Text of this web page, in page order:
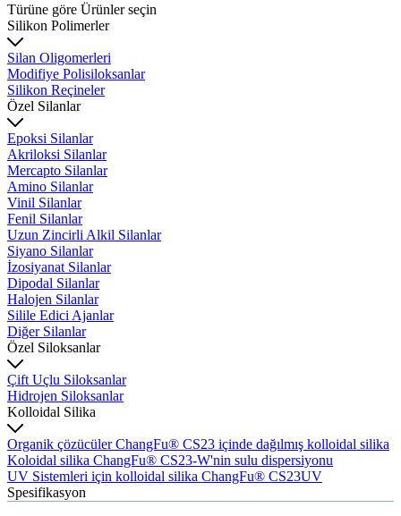
Türüne göre Ürünler seçin
Silikon Polimerler
Silan Oligomerleri
Modifiye Polisiloksanlar
Silikon Reçineler
Özel Silanlar
Epoksi Silanlar
Akriloksi Silanlar
Mercapto Silanlar
Amino Silanlar
Vinil Silanlar
Fenil Silanlar
Uzun Zincirli Alkil Silanlar
Siyano Silanlar
İzosiyanat Silanlar
Dipodal Silanlar
Halojen Silanlar
Silile Edici Ajanlar
Diğer Silanlar
Özel Siloksanlar
Çift Uçlu Siloksanlar
Hidrojen Siloksanlar
Kolloidal Silika
Organik çözücüler ChangFu® CS23 içinde dağılmış kolloidal silika
Koloidal silika ChangFu® CS23-W'nin sulu dispersiyonu
UV Sistemleri için kolloidal silika ChangFu® CS23UV
Spesifikasyon